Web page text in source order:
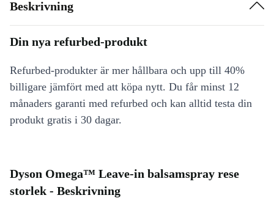
Beskrivning
Din nya refurbed-produkt
Refurbed-produkter är mer hållbara och upp till 40%
billigare jämfört med att köpa nytt. Du får minst 12
månaders garanti med refurbed och kan alltid testa din
produkt gratis i 30 dagar.
Dyson Omega™ Leave-in balsamspray rese
storlek - Beskrivning